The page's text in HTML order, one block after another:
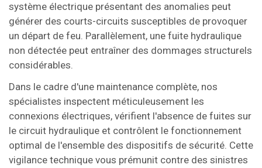
système électrique présentant des anomalies peut
générer des courts-circuits susceptibles de provoquer
un départ de feu. Parallèlement, une fuite hydraulique
non détectée peut entraîner des dommages structurels
considérables.
Dans le cadre d'une maintenance complète, nos
spécialistes inspectent méticuleusement les
connexions électriques, vérifient l'absence de fuites sur
le circuit hydraulique et contrôlent le fonctionnement
optimal de l'ensemble des dispositifs de sécurité. Cette
vigilance technique vous prémunit contre des sinistres